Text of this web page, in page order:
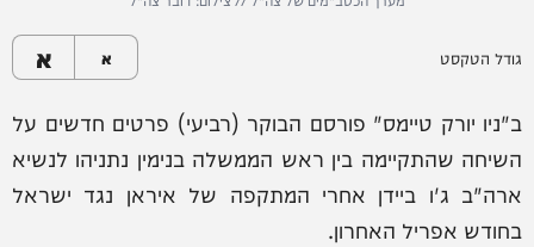
גודל הטקסט א א
ב"ניו יורק טיימס" פורסם הבוקר (רביעי) פרטים חדשים על
השיחה שהתקיימה בין ראש הממשלה בנימין נתניהו לנשיא
ארה"ב ג'ו ביידן אחרי המתקפה של איראן נגד ישראל
בחודש אפריל האחרון.